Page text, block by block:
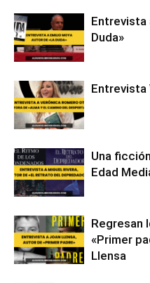
Entrevista
Duda»
Entrevista
Una
Edad
Regresan
«Primer
Llensa